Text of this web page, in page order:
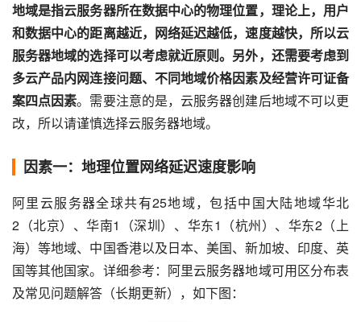
地域是指云服务器所在数据中心的物理位置，理论上，用户
和数据中心的距离越近，网络延迟越低，速度越快，所以云
服务器地域的选择可以考虑就近原则。另外，还需要考虑到
多云产品内网连接问题、不同地域价格因素及经营许可证备
案四点因素。需要注意的是，云服务器创建后地域不可以更
改，所以请谨慎选择云服务器地域。
因素一：地理位置网络延迟速度影响
阿里云服务器全球共有25地域，包括中国大陆地域华北
2（北京）、华南1（深圳）、华东1（杭州）、华东2（上
海）等地域、中国香港以及日本、美国、新加坡、印度、英
国等其他国家。详细参考：阿里云服务器地域可用区分布表
及常见问题解答（长期更新），如下图：